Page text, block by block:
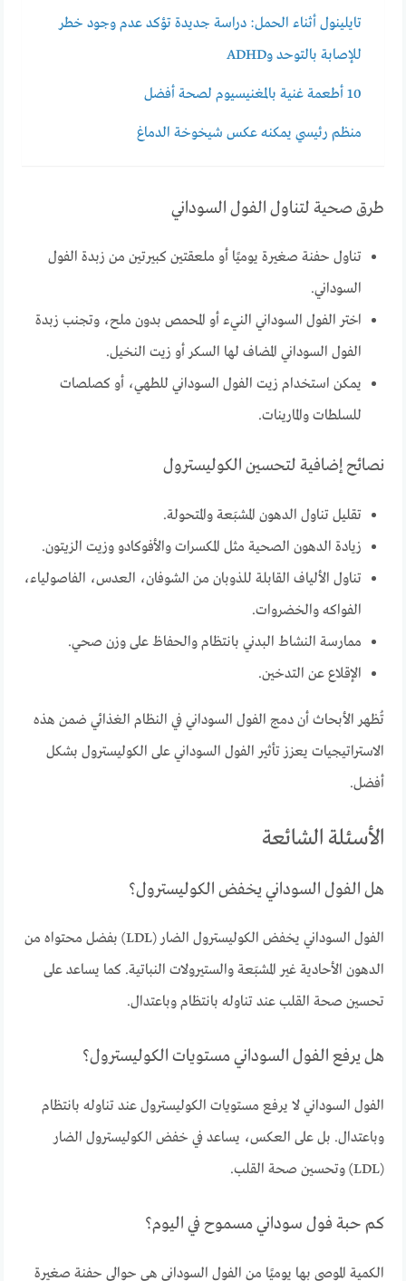
تايلينول أثناء الحمل: دراسة جديدة تؤكد عدم وجود خطر
للإصابة بالتوحد وADHD
10 أطعمة غنية بالمغنيسيوم لصحة أفضل
منظم رئيسي يمكنه عكس شيخوخة الدماغ
طرق صحية لتناول الفول السوداني
تناول حفنة صغيرة يوميًا أو ملعقتين كبيرتين من زبدة الفول
السوداني.
اختر الفول السوداني النيء أو المحمص بدون ملح، وتجنب زبدة
الفول السوداني المضاف لها السكر أو زيت النخيل.
يمكن استخدام زيت الفول السوداني للطهي، أو كصلصات
للسلطات والمارينات.
نصائح إضافية لتحسين الكوليسترول
تقليل تناول الدهون المشبَعة والمتحولة.
زيادة الدهون الصحية مثل المكسرات والأفوكادو وزيت الزيتون.
تناول الألياف القابلة للذوبان من الشوفان، العدس، الفاصولياء،
الفواكه والخضروات.
ممارسة النشاط البدني بانتظام والحفاظ على وزن صحي.
الإقلاع عن التدخين.
تُظهر الأبحاث أن دمج الفول السوداني في النظام الغذائي ضمن هذه
الاستراتيجيات يعزز تأثير الفول السوداني على الكوليسترول بشكل
أفضل.
الأسئلة الشائعة
هل الفول السوداني يخفض الكوليسترول؟
الفول السوداني يخفض الكوليسترول الضار (LDL) بفضل محتواه من
الدهون الأحادية غير المشبَعة والستيرولات النباتية. كما يساعد على
تحسين صحة القلب عند تناوله بانتظام وباعتدال.
هل يرفع الفول السوداني مستويات الكوليسترول؟
الفول السوداني لا يرفع مستويات الكوليسترول عند تناوله بانتظام
وباعتدال. بل على العكس، يساعد في خفض الكوليسترول الضار
(LDL) وتحسين صحة القلب.
كم حبة فول سوداني مسموح في اليوم؟
الكمية الموصى بها يوميًا من الفول السوداني هي حوالي حفنة صغيرة